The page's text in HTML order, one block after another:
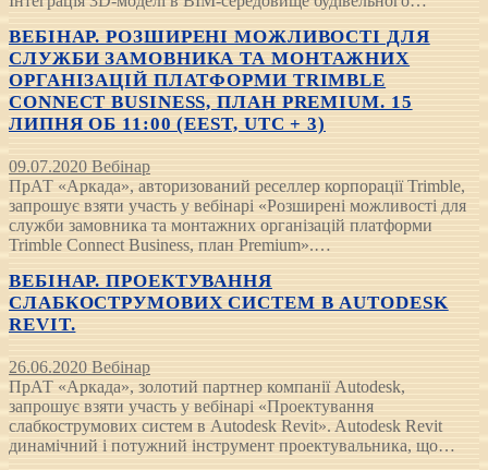
ВЕБІНАР. РОЗШИРЕНІ МОЖЛИВОСТІ ДЛЯ
СЛУЖБИ ЗАМОВНИКА ТА МОНТАЖНИХ
ОРГАНІЗАЦІЙ ПЛАТФОРМИ TRIMBLE
CONNECT BUSINESS, ПЛАН PREMIUM. 15
ЛИПНЯ ОБ 11:00 (EEST, UTC + 3)
09.07.2020 Вебінар
ПрАТ «Аркада», авторизований реселлер корпорації Trimble,
запрошує взяти участь у вебінарі «Розширені можливості для
служби замовника та монтажних організацій платформи
Trimble Connect Business, план Premium».…
ВЕБІНАР. ПРОЕКТУВАННЯ
СЛАБКОСТРУМОВИХ СИСТЕМ В AUTODESK
REVIT.
26.06.2020 Вебінар
ПрАТ «Аркада», золотий партнер компанії Autodesk,
запрошує взяти участь у вебінарі «Проектування
слабкострумових систем в Autodesk Revit». Autodesk Revit
динамічний і потужний інструмент проектувальника, що…